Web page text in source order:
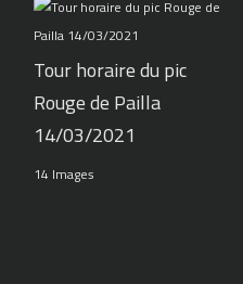
Tour horaire du pic
Rouge de Pailla
14/03/2021
14 Images